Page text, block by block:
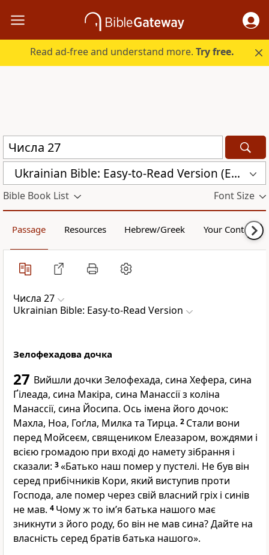
Read ad-free and understand more.Try free.
Ukrainian Bible: Easy-to-Read Version (ERV-UK)
Bible Book List Font Size
Passage Resources Hebrew/Greek Your Content
Числа 27
Ukrainian Bible: Easy-to-Read Version
Зелофехадова дочка
27 Вийшли дочки Зелофехада, сина Хефера, сина
Ґілеада, сина Макіра, сина Манассії з коліна
Манассії, сина Йосипа. Ось імена його дочок:
Махла, Ноа, Гоґла, Милка та Тирца. 2 Стали вони
перед Мойсеєм, священиком Елеазаром, вождями і
всією громадою при вході до намету зібрання і
сказали: 3«Батько наш помер у пустелі. Не був він
серед прибічників Кори, який виступив проти
Господа, але помер через свій власний гріх і синів
не мав. 4 Чому ж то ім’я батька нашого має
зникнути з його роду, бо він не мав сина? Дайте на
власність серед братів батька нашого».